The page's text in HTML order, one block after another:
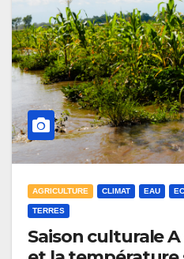
AGRICULTURE CLIMAT EAU
TERRES
Saison culturale